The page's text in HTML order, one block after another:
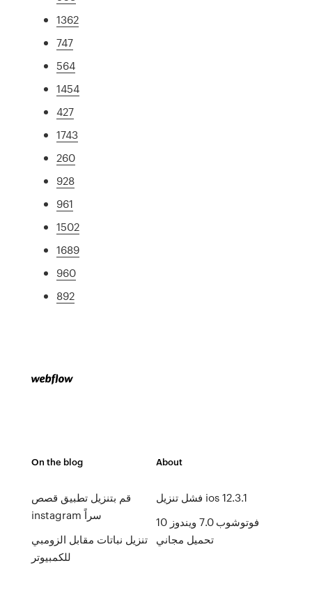
1362
747
564
1454
427
1743
260
928
961
1502
1689
960
892
On the blog
قم بتنزيل تطبيق قصص
instagram سراً
تنزيل نباتات مقابل الزومبي
للكمبيوتر
About
فشل تنزيل ios 12.3.1
فوتوشوب 7.0 ويندوز 10
تحميل مجاني